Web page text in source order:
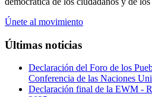
Únete al movimiento
Últimas noticias
Declaración del Foro de los
Conferencia de las Naciones
Declaración final de la EWM -